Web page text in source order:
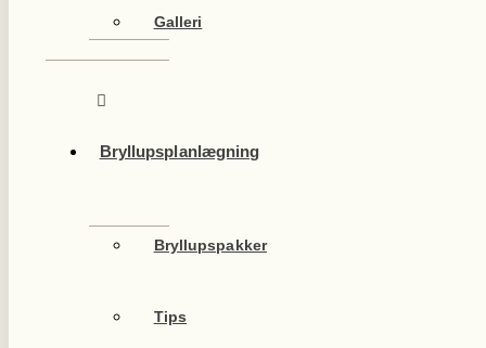
Galleri
Bryllupsplanlægning
Bryllupspakker
Tips